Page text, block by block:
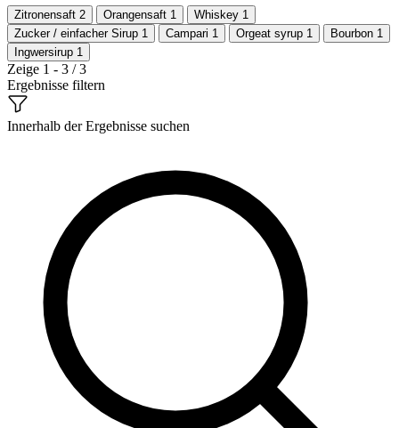
Zitronensaft 2 Orangensaft 1 Whiskey 1
Zucker / einfacher Sirup 1 Campari 1 Orgeat syrup 1 Bourbon 1
Ingwersirup 1
Zeige 1 - 3 / 3
Ergebnisse filtern
Innerhalb der Ergebnisse suchen